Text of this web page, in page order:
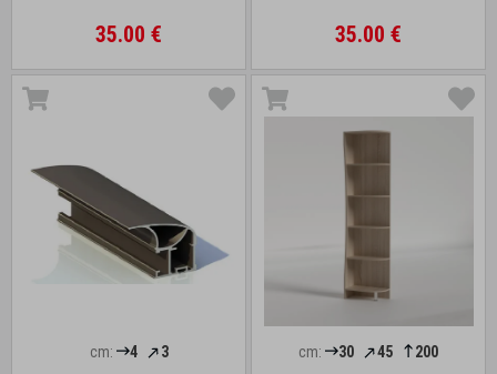
35.00 € 35.00 €
cm: 4
3
cm: 30 45
200